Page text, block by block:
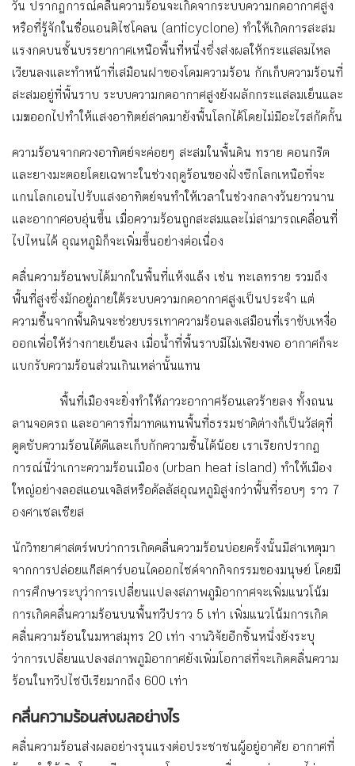
วัน ปรากฎการณ์คลื่นความร้อนจะเกิดจากระบบความกดอากาศสูง
หรือที่รู้จักในชื่อแอนติไซโคลน (anticyclone) ทำให้เกิดการสะสม
แรงกดบนชั้นบรรยากาศเหนือพื้นที่หนึ่งซึ่งส่งผลให้กระแสลมไหล
เวียนลงและทำหน้าที่เสมือนฝาของโดมความร้อน กักเก็บความร้อนที่
สะสมอยู่ที่พื้นราบ ระบบความกดอากาศสูงยังผลักกระแสลมเย็นและ
เมฆออกไปทำให้แสงอาทิตย์สาดมายังพื้นโลกได้โดยไม่มีอะไรสกัดกั้น
ความร้อนจากดวงอาทิตย์จะค่อยๆ สะสมในพื้นดิน ทราย คอนกรีต
และยางมะตอยโดยเฉพาะในช่วงฤดูร้อนของฝั่งซีกโลกเหนือที่จะ
แกนโลกเอนไปรับแสงอาทิตย์จนทำให้เวลาในช่วงกลางวันยาวนาน
และอากาศอบอุ่นขึ้น เมื่อความร้อนถูกสะสมและไม่สามารถเคลื่อนที่
ไปไหนได้ อุณหภูมิก็จะเพิ่มขึ้นอย่างต่อเนื่อง
คลื่นความร้อนพบได้มากในพื้นที่แห้งแล้ง เช่น ทะเลทราย รวมถึง
พื้นที่สูงซึ่งมักอยู่ภายใต้ระบบความกดอากาศสูงเป็นประจำ แต่
ความชื้นจากพื้นดินจะช่วยบรรเทาความร้อนลงเสมือนที่เราขับเหงื่อ
ออกเพื่อให้ร่างกายเย็นลง เมื่อน้ำที่พื้นราบมีไม่เพียงพอ อากาศก็จะ
แบกรับความร้อนส่วนเกินเหล่านั้นแทน
พื้นที่เมืองจะยิ่งทำให้ภาวะอากาศร้อนเลวร้ายลง ทั้งถนน
ลานจอดรถ และอาคารที่มาทดแทนพื้นที่ธรรมชาติต่างก็เป็นวัสดุที่
ดูดซับความร้อนได้ดีและเก็บกักความชื้นได้น้อย เราเรียกปรากฎ
การณ์นี้ว่าเกาะความร้อนเมือง (urban heat island) ทำให้เมือง
ใหญ่อย่างลอสแอนเจลิสหรือดัลลัสอุณหภูมิสูงกว่าพื้นที่รอบๆ ราว 7
องศาเซลเซียส
นักวิทยาศาสตร์พบว่าการเกิดคลื่นความร้อนบ่อยครั้งนั้นมีสาเหตุมา
จากการปล่อยแก๊สคาร์บอนไดออกไซด์จากกิจกรรมของมนุษย์ โดยมี
การศึกษาระบุว่าการเปลี่ยนแปลงสภาพภูมิอากาศจะเพิ่มแนวโน้ม
การเกิดคลื่นความร้อนบนพื้นทวีปราว 5 เท่า เพิ่มแนวโน้มการเกิด
คลื่นความร้อนในมหาสมุทร 20 เท่า งานวิจัยอีกชิ้นหนึ่งยังระบุ
ว่าการเปลี่ยนแปลงสภาพภูมิอากาศยังเพิ่มโอกาสที่จะเกิดคลื่นความ
ร้อนในทวีปไซบีเรียมากถึง 600 เท่า
คลื่นความร้อนส่งผลอย่างไร
คลื่นความร้อนส่งผลอย่างรุนแรงต่อประชาชนผู้อยู่อาศัย อากาศที่